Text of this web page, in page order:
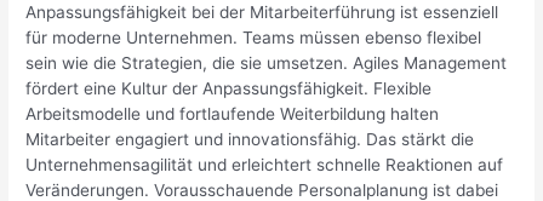
Anpassungsfähigkeit bei der Mitarbeiterführung ist essenziell
für moderne Unternehmen. Teams müssen ebenso flexibel
sein wie die Strategien, die sie umsetzen. Agiles Management
fördert eine Kultur der Anpassungsfähigkeit. Flexible
Arbeitsmodelle und fortlaufende Weiterbildung halten
Mitarbeiter engagiert und innovationsfähig. Das stärkt die
Unternehmensagilität und erleichtert schnelle Reaktionen auf
Veränderungen. Vorausschauende Personalplanung ist dabei